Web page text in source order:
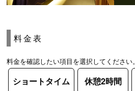
料金表
料金を確認したい項目を選択してください。
ショートタイム 休憩2時間